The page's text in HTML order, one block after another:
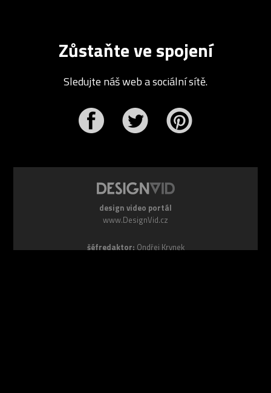
Zůstaňte ve spojení
Sledujte náš web a sociální sítě.
design video portál
www.DesignVid.cz
šéfredaktor:Ondřej Krynek